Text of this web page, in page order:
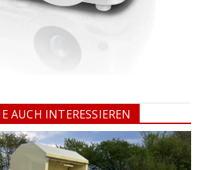
AUCH INTERESSIEREN